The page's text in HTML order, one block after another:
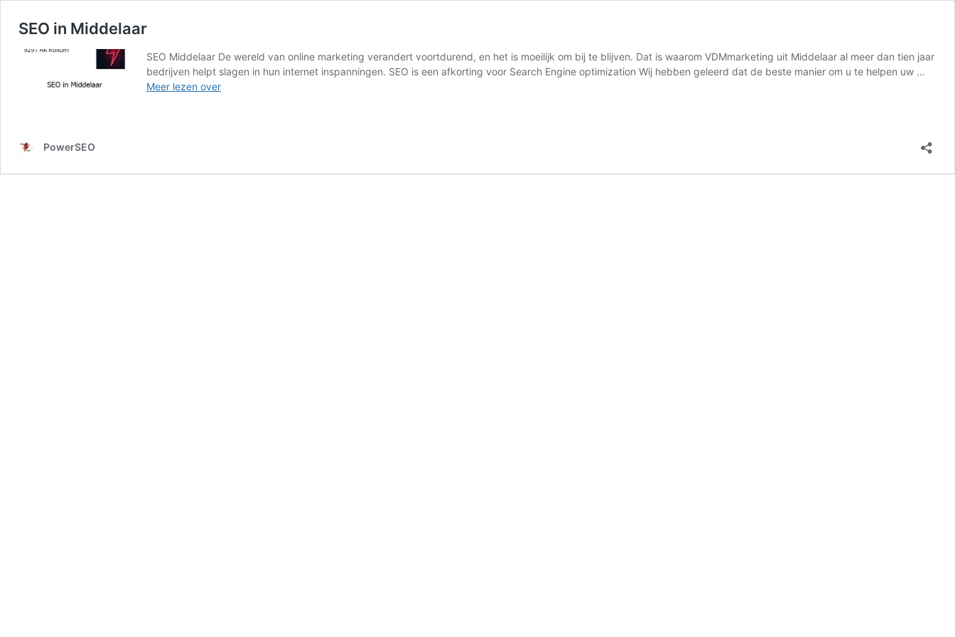
SEO in Middelaar
SEO Middelaar De wereld van online marketing verandert voortdurend, en het is moeilijk om bij te blijven. Dat is waarom VDMmarketing uit Middelaar al meer dan tien jaar
bedrijven helpt slagen in hun internet inspanningen. SEO is een afkorting voor Search Engine optimization Wij hebben geleerd dat de beste manier om u te helpen uw …
Meer lezen overSEO
PowerSEO